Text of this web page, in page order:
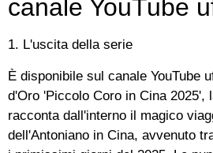
canale YouTube
1. L'uscita della serie
È disponibile sul canale YouTube
d'Oro 'Piccolo Coro in Cina 2025',
racconta dall'interno il magico
dell'Antoniano in Cina, avvenuto